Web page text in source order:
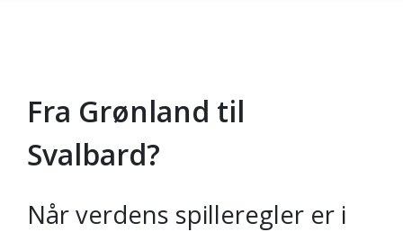
Gå til hovedinnhold
Fra Grønland til
Svalbard?
Når verdens spilleregler er i